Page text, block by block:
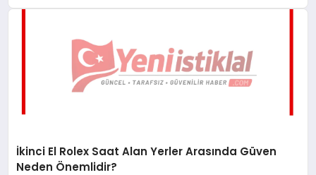
İkinci El Rolex Saat Alan Yerler Arasında Güven
Neden Önemlidir?